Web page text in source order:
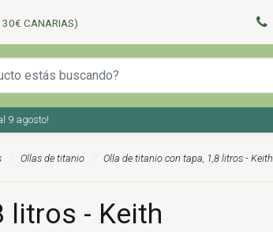
CANARIAS)
Ollas de titanio Olla de titanio con tapa, 1,8 litros - Keith
litros - Keith